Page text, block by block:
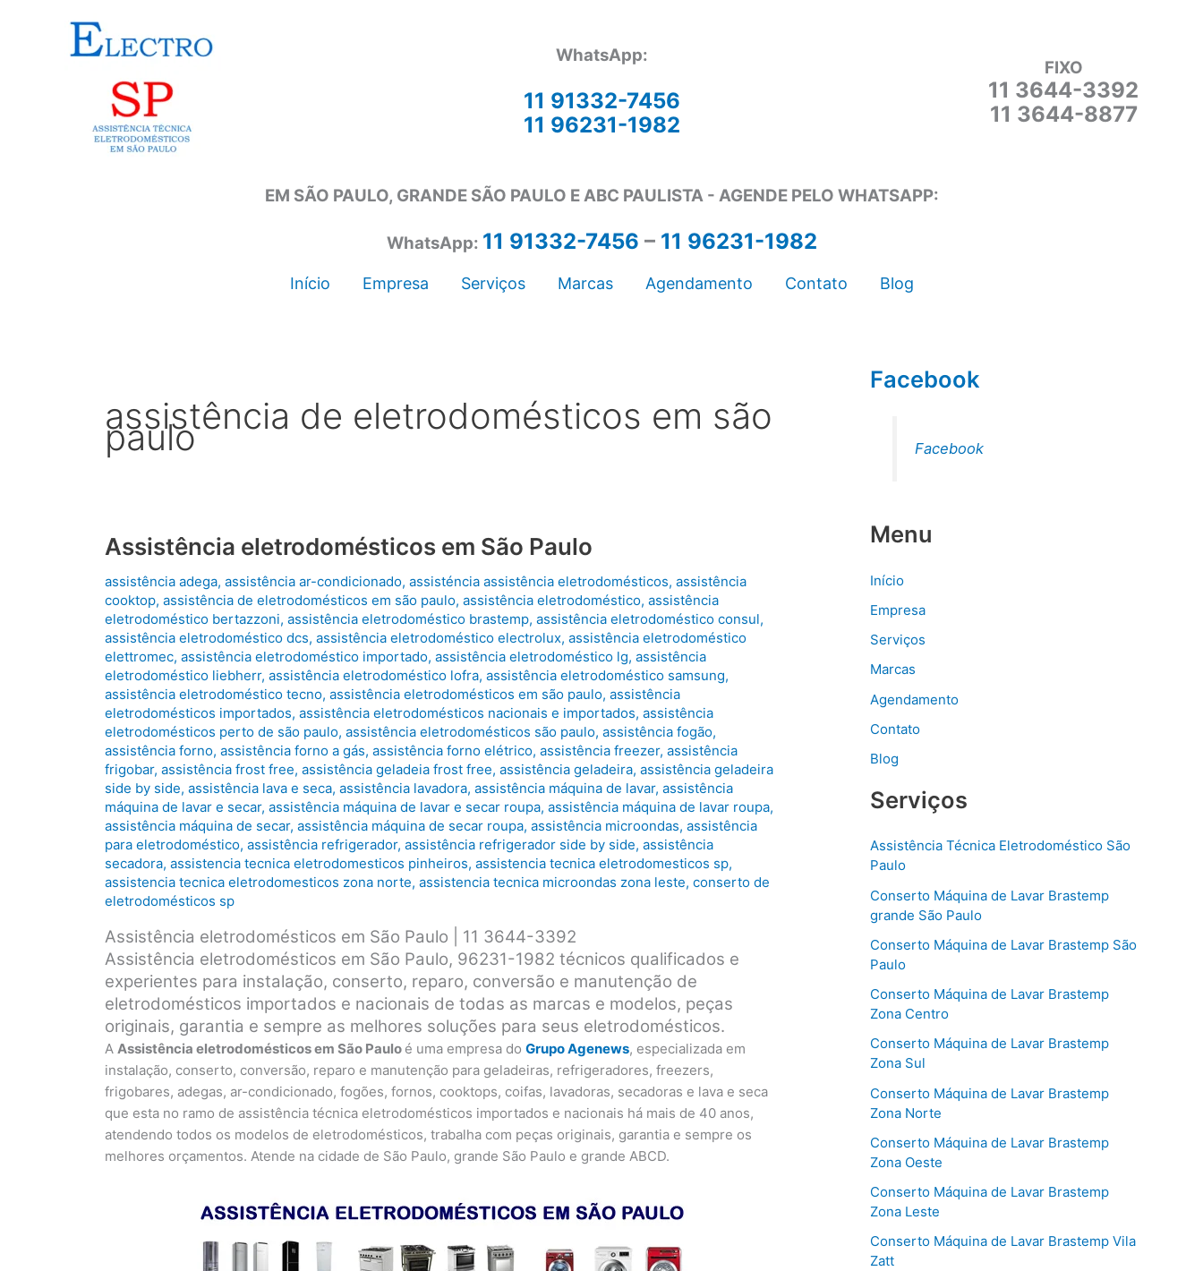
WhatsApp:
11 91332-7456
11 96231-1982
FIXO
11 3644-3392
11 3644-8877
EM SÃO PAULO, GRANDE SÃO PAULO E ABC PAULISTA - AGENDE PELO WHATSAPP:
WhatsApp: 11 91332-7456 – 11 96231-1982
Início Empresa Serviços Marcas Agendamento Contato Blog
assistência de eletrodomésticos em são
paulo
Assistência eletrodomésticos em São Paulo
assistência adega, assistência ar-condicionado, assisténcia assistência eletrodomésticos, assistência
cooktop, assistência de eletrodomésticos em são paulo, assistência eletrodoméstico, assistência
eletrodoméstico bertazzoni, assistência eletrodoméstico brastemp, assistência eletrodoméstico consul,
assistência eletrodoméstico dcs, assistência eletrodoméstico electrolux, assistência eletrodoméstico
elettromec, assistência eletrodoméstico importado, assistência eletrodoméstico lg, assistência
eletrodoméstico liebherr, assistência eletrodoméstico lofra, assistência eletrodoméstico samsung,
assistência eletrodoméstico tecno, assistência eletrodomésticos em são paulo, assistência
eletrodomésticos importados, assistência eletrodomésticos nacionais e importados, assistência
eletrodomésticos perto de são paulo, assistência eletrodomésticos são paulo, assistência fogão,
assistência forno, assistência forno a gás, assistência forno elétrico, assistência freezer, assistência
frigobar, assistência frost free, assistência geladeia frost free, assistência geladeira, assistência geladeira
side by side, assistência lava e seca, assistência lavadora, assistência máquina de lavar, assistência
máquina de lavar e secar, assistência máquina de lavar e secar roupa, assistência máquina de lavar roupa,
assistência máquina de secar, assistência máquina de secar roupa, assistência microondas, assistência
para eletrodoméstico, assistência refrigerador, assistência refrigerador side by side, assistência
secadora, assistencia tecnica eletrodomesticos pinheiros, assistencia tecnica eletrodomesticos sp,
assistencia tecnica eletrodomesticos zona norte, assistencia tecnica microondas zona leste, conserto de
eletrodomésticos sp
Assistência eletrodomésticos em São Paulo | 11 3644-3392
Assistência eletrodomésticos em São Paulo, 96231-1982 técnicos qualificados e
experientes para instalação, conserto, reparo, conversão e manutenção de
eletrodomésticos importados e nacionais de todas as marcas e modelos, peças
originais, garantia e sempre as melhores soluções para seus eletrodomésticos.
A Assistência eletrodomésticos em São Paulo é uma empresa do Grupo Agenews, especializada em
instalação, conserto, conversão, reparo e manutenção para geladeiras, refrigeradores, freezers,
frigobares, adegas, ar-condicionado, fogões, fornos, cooktops, coifas, lavadoras, secadoras e lava e seca
que esta no ramo de assistência técnica eletrodomésticos importados e nacionais há mais de 40 anos,
atendendo todos os modelos de eletrodomésticos, trabalha com peças originais, garantia e sempre os
melhores orçamentos. Atende na cidade de São Paulo, grande São Paulo e grande ABCD.
Facebook
Facebook
Menu
Início
Empresa
Serviços
Marcas
Agendamento
Contato
Blog
Serviços
Assistência Técnica Eletrodoméstico São
Paulo
Conserto Máquina de Lavar Brastemp
grande São Paulo
Conserto Máquina de Lavar Brastemp São
Paulo
Conserto Máquina de Lavar Brastemp
Zona Centro
Conserto Máquina de Lavar Brastemp
Zona Sul
Conserto Máquina de Lavar Brastemp
Zona Norte
Conserto Máquina de Lavar Brastemp
Zona Oeste
Conserto Máquina de Lavar Brastemp
Zona Leste
Conserto Máquina de Lavar Brastemp Vila
Zatt